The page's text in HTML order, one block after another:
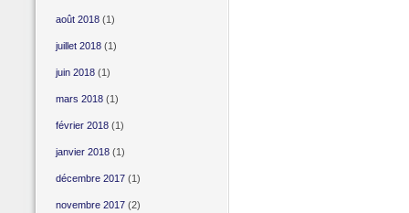
août 2018(1)
juillet 2018(1)
juin 2018(1)
mars 2018(1)
février 2018(1)
janvier 2018(1)
décembre 2017(1)
novembre 2017(2)